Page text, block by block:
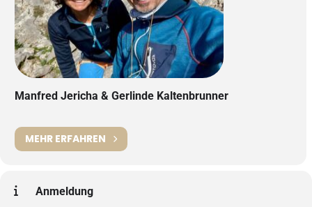
Manfred Jericha & Gerlinde Kaltenbrunner
MEHR ERFAHREN
Anmeldung